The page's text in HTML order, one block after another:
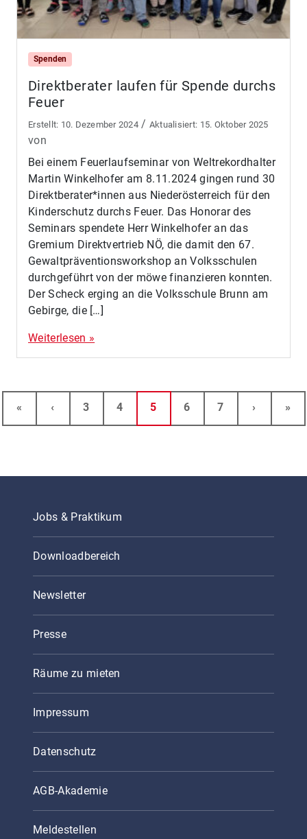
Spenden
Direktberater laufen für Spende durchs
Feuer
10. Dezember 2024 / 15. Oktober 2025
von
Bei einem Feuerlaufseminar von Weltrekordhalter
Martin Winkelhofer am 8.11.2024 gingen rund 30
Direktberater*innen aus Niederösterreich für den
Kinderschutz durchs Feuer. Das Honorar des
Seminars spendete Herr Winkelhofer an das
Gremium Direktvertrieb NÖ, die damit den 67.
Gewaltpräventionsworkshop an Volksschulen
durchgeführt von der möwe finanzieren konnten.
Der Scheck erging an die Volksschule Brunn am
Gebirge, die […]
Weiterlesen »
« ‹ Seite
3 Seite
4 Aktuelle Seite
5 Seite
6 Seite
7 › »
Jobs & Praktikum
Downloadbereich
Newsletter
Presse
Räume zu mieten
Impressum
Datenschutz
AGB-Akademie
Meldestellen